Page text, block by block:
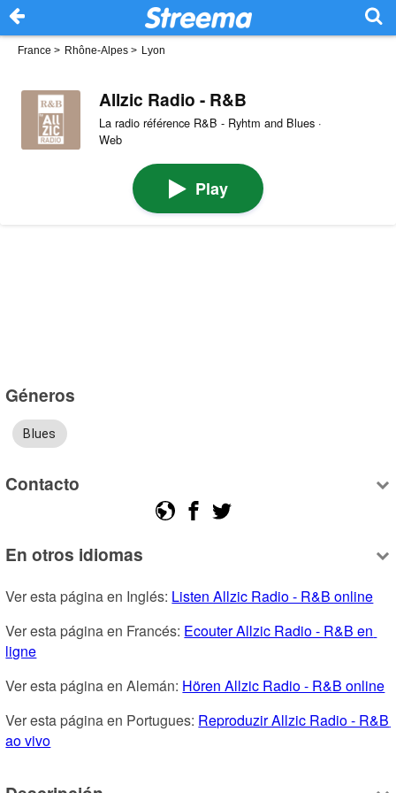
France > Rhône-Alpes > Lyon
Allzic Radio - R&B
La radio référence R&B - Ryhtm and Blues ·
Web
Play
Géneros
Blues
Contacto
En otros idiomas
Ver esta página en Inglés: Listen Allzic Radio - R&B online
Ver esta página en Francés: Ecouter Allzic Radio - R&B en
ligne
Ver esta página en Alemán: Hören Allzic Radio - R&B online
Ver esta página en Portugues: Reproduzir Allzic Radio - R&B
ao vivo